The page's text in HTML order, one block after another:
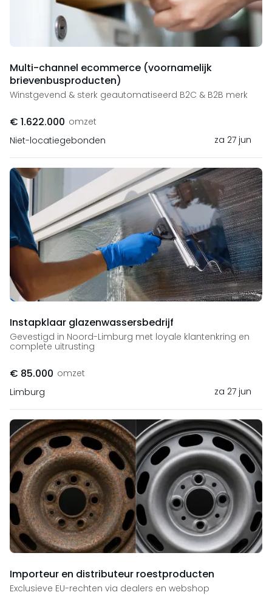
Multi-channel ecommerce (voornamelijk
brievenbusproducten)
Winstgevend & sterk geautomatiseerd B2C & B2B merk
€ 1.622.000 omzet
Niet-locatiegebonden
za 27 jun
Instapklaar glazenwassersbedrijf
Gevestigd in Noord-Limburg met loyale klantenkring en
complete uitrusting
€ 85.000 omzet
Limburg
za 27 jun
Importeur en distributeur roestproducten
Exclusieve EU-rechten via dealers en webshop